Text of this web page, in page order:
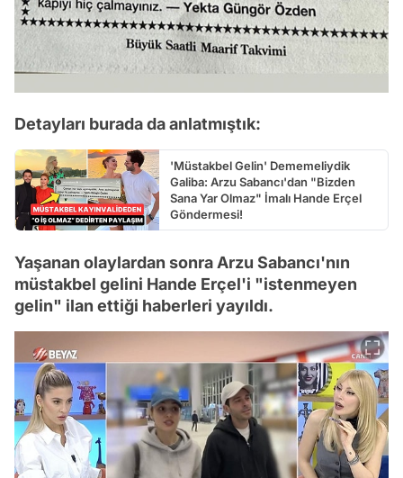
Detayları burada da anlatmıştık:
'Müstakbel Gelin' Dememeliydik
Galiba: Arzu Sabancı'dan "Bizden
Sana Yar Olmaz" İmalı Hande Erçel
Göndermesi!
Yaşanan olaylardan sonra Arzu Sabancı'nın
müstakbel gelini Hande Erçel'i "istenmeyen
gelin" ilan ettiği haberleri yayıldı.